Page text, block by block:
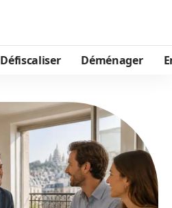
Défiscaliser Déménager